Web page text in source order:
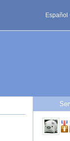
Español